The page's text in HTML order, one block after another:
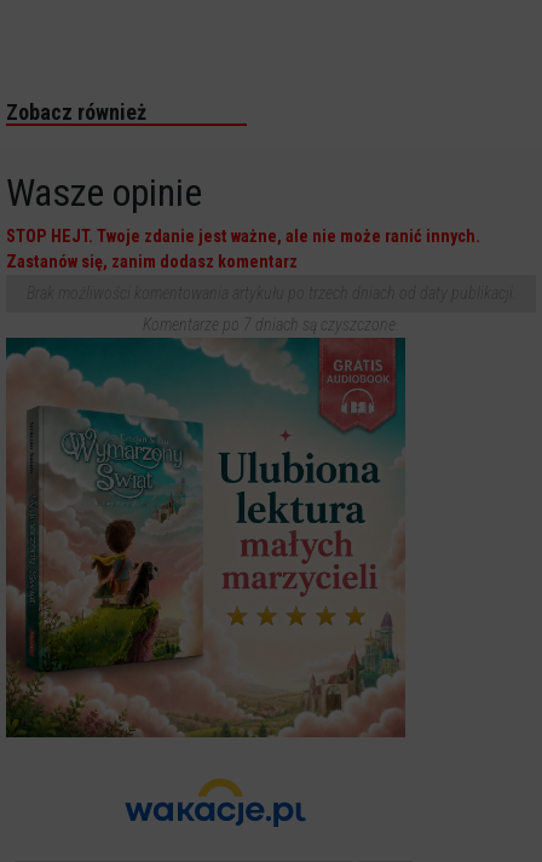
Zobacz również
Wasze opinie
STOP HEJT. Twoje zdanie jest ważne, ale nie może ranić innych.
Zastanów się, zanim dodasz komentarz
Komentarze po 7 dniach są czyszczone.